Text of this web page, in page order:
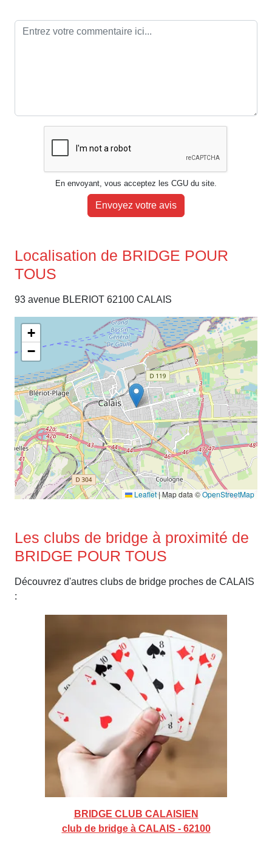
En envoyant, vous acceptez les CGU du site.
Envoyez votre avis
Localisation de BRIDGE POUR
TOUS
93 avenue BLERIOT 62100 CALAIS
+
−
Leaflet|Map data ©OpenStreetMap
Les clubs de bridge à proximité de
BRIDGE POUR TOUS
Découvrez d'autres clubs de bridge proches de CALAIS
:
BRIDGE CLUB CALAISIEN
club de bridge à CALAIS - 62100